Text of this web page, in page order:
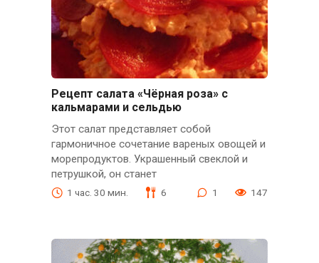
Рецепт салата «Чёрная роза» с
кальмарами и сельдью
Этот салат представляет собой
гармоничное сочетание вареных овощей и
морепродуктов. Украшенный свеклой и
петрушкой, он станет
1 час. 30 мин. 6 1 147